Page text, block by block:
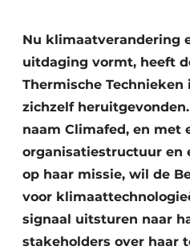
Binnenklimaat
Brandbeveiliging
Ventilatie
Warmtepompen
Nu klimaatverandering
uitdaging vormt, heeft
Thermische Technieken
zichzelf
naam Climafed, en met
organisatiestructuur en
op haar missie, wil de
voor
signaal uitsturen naar
stakeholders over haar